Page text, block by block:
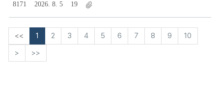
8171 2026. 8. 5 19
<< 1 2 3 4 5 6 7 8 9
10
>
>>